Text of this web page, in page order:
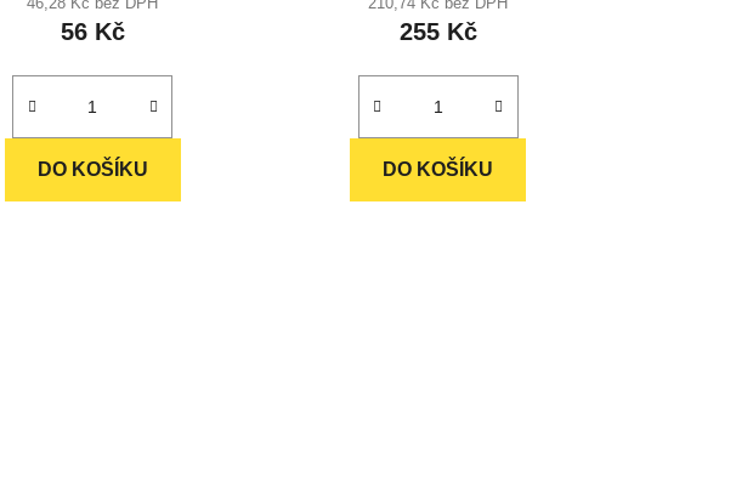
je
hvězdiček.
56 Kč
DO KOŠÍKU
je
hvězdiček.
255 Kč
DO KOŠÍKU